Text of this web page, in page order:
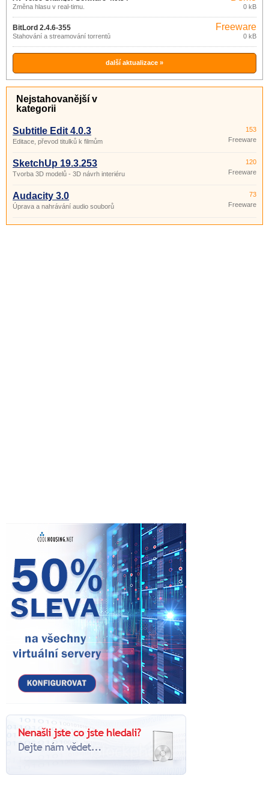
Změna hlasu v real-timu. 0 kB
BitLord 2.4.6-355
Stahování a streamování torrentů
Freeware
0 kB
další aktualizace »
Nejstahovanější v
kategorii
Subtitle Edit 4.0.3
Editace, převod titulků k filmům
153
Freeware
SketchUp 19.3.253
Tvorba 3D modelů - 3D návrh interiéru
120
Freeware
Audacity 3.0
Úprava a nahrávání audio souborů
73
Freeware